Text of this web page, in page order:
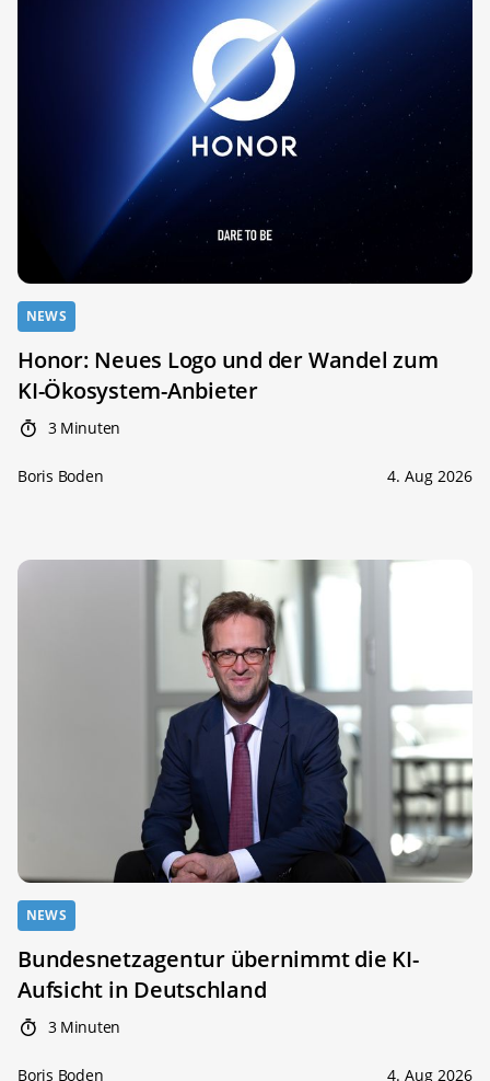
NEWS
Honor: Neues Logo und der Wandel zum
KI-Ökosystem-Anbieter
3 Minuten
Boris Boden 4. Aug 2026
NEWS
Bundesnetzagentur übernimmt die KI-
Aufsicht in Deutschland
3 Minuten
Boris Boden 4. Aug 2026